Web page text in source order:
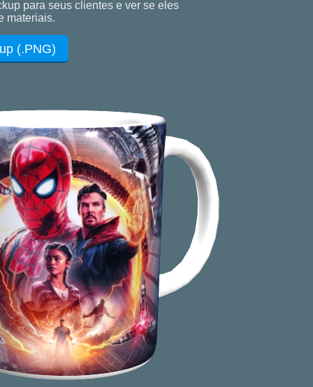
para seus clientes e ver se eles
materiais.
(.PNG)